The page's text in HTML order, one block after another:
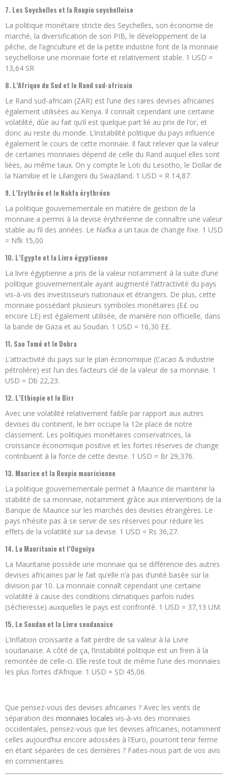
7. Les Seychelles et la Roupie seychelloise
La politique monétaire stricte des Seychelles, son économie de
marché, la diversification de son PIB, le développement de la
pêche, de l’agriculture et de la petite industrie font de la monnaie
seychelloise une monnaie forte et relativement stable. 1 USD =
13,64 SR
8. L’Afrique du Sud et le Rand sud-africain
Le Rand sud-africain (ZAR) est l’une des rares devises africaines
également utilisées au Kenya. Il connaît cependant une certaine
volatilité, dûe au fait qu’il est quelque part lié au prix de l’or, et
donc au reste du monde. L’instabilité politique du pays influence
également le cours de cette monnaie. Il faut relever que la valeur
de certaines monnaies dépend de celle du Rand auquel elles sont
liées, au même taux. On y compte le Loti du Lesotho, le Dollar de
la Namibie et le Lilangeni du Swaziland. 1 USD = R 14,87.
9. L’Erythrée et le Nakfa érythréen
La politique gouvernementale en matière de gestion de la
monnaie a permis à la devise érythréenne de connaître une valeur
stable au fil des années. Le Nafka a un taux de change fixe. 1 USD
= Nfk 15,00
10. L’Egypte et la Livre égyptienne
La livre égyptienne a pris de la valeur notamment à la suite d’une
politique gouvernementale ayant augmenté l’attractivité du pays
vis-à-vis des investisseurs nationaux et étrangers. De plus, cette
monnaie possédant plusieurs symboles monétaires (E£ ou
encore LE) est également utilisée, de manière non officielle, dans
la bande de Gaza et au Soudan. 1 USD = 16,30 E£.
11. Sao Tomé et le Dobra
L’attractivité du pays sur le plan économique (Cacao & industrie
pétrolière) est l’un des facteurs clé de la valeur de sa monnaie. 1
USD = Db 22,23.
12. L’Ethiopie et le Birr
Avec une volatilité relativement faible par rapport aux autres
devises du continent, le birr occupe la 12e place de notre
classement. Les politiques monétaires conservatrices, la
croissance économique positive et les fortes réserves de change
contribuent à la force de cette devise. 1 USD = Br 29,376.
13. Maurice et la Roupie mauricienne
La politique gouvernementale permet à Maurice de maintenir la
stabilité de sa monnaie, notamment grâce aux interventions de la
Banque de Maurice sur les marchés des devises étrangères. Le
pays n’hésite pas à se servir de ses réserves pour réduire les
effets de la volatilité sur sa devise. 1 USD = Rs 36,27.
14. La Mauritanie et l’Ouguiya
La Mauritanie possède une monnaie qui se différencie des autres
devises africaines par le fait qu’elle n’a pas d’unité basée sur la
division par 10. La monnaie connaît cependant une certaine
volatilité à cause des conditions climatiques parfois rudes
(sécheresse) auxquelles le pays est confronté. 1 USD = 37,13 UM.
15. Le Soudan et la Livre soudanaise
L’inflation croissante a fait perdre de sa valeur à la Livre
soudanaise. A côté de ça, l’instabilité politique est un frein à la
remontée de celle-ci. Elle reste tout de même l’une des monnaies
les plus fortes d’Afrique. 1 USD = SD 45,06.
Que pensez-vous des devises africaines ? Avec les vents de
séparation des monnaies locales vis-à-vis des monnaies
occidentales, pensez-vous que les devises africaines, notamment
celles aujourd’hui encore adossées à l’Euro, pourront tenir ferme
en étant séparées de ces dernières ? Faites-nous part de vos avis
en commentaires.